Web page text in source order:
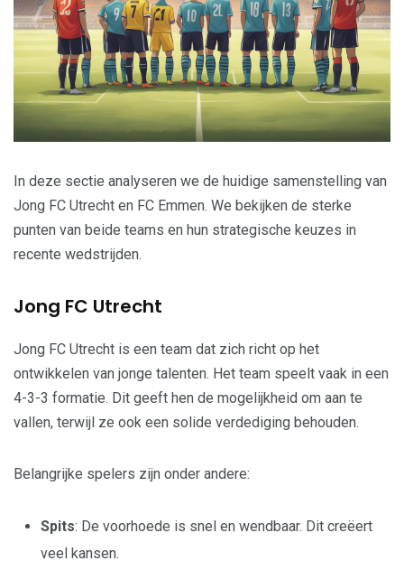
In deze sectie analyseren we de huidige samenstelling van
Jong FC Utrecht en FC Emmen. We bekijken de sterke
punten van beide teams en hun strategische keuzes in
recente wedstrijden.
Jong FC Utrecht
Jong FC Utrecht is een team dat zich richt op het
ontwikkelen van jonge talenten. Het team speelt vaak in een
4-3-3 formatie. Dit geeft hen de mogelijkheid om aan te
vallen, terwijl ze ook een solide verdediging behouden.
Belangrijke spelers zijn onder andere:
Spits: De voorhoede is snel en wendbaar. Dit creëert
veel kansen.